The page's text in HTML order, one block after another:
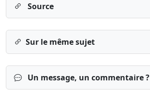
Source
Sur le même sujet
Un message, un commentaire ?